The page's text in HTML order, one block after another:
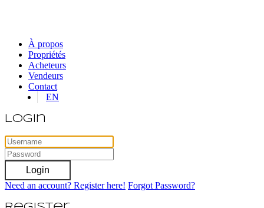
À propos
Propriétés
Acheteurs
Vendeurs
Contact
EN
Login
Login
Need an account? Register here! Forgot Password?